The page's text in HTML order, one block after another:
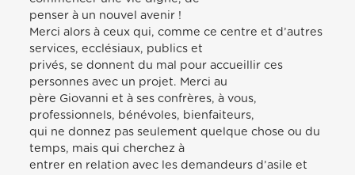
penser à un nouvel avenir !
Merci alors à ceux qui, comme ce centre et d’autres
services, ecclésiaux, publics et
privés, se donnent du mal pour accueillir ces
personnes avec un projet. Merci au
père Giovanni et à ses confrères, à vous,
professionnels, bénévoles, bienfaiteurs,
qui ne donnez pas seulement quelque chose ou du
temps, mais qui cherchez à
entrer en relation avec les demandeurs d’asile et